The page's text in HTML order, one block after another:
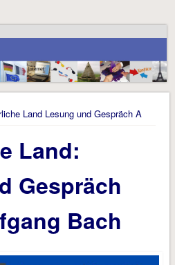
Land Lesung und Gespräch A
Land:
Gespräch
Bach